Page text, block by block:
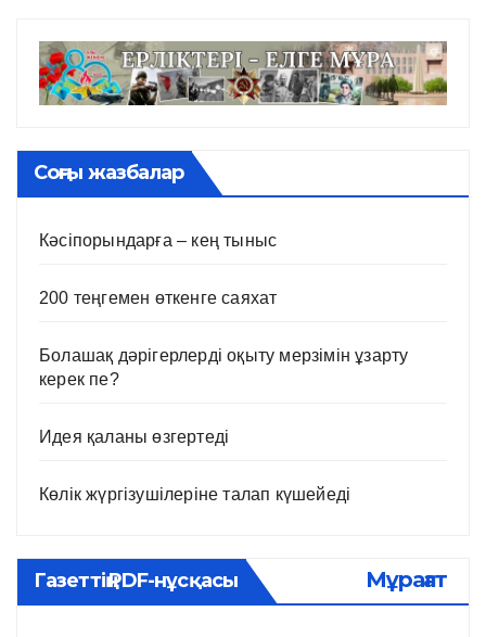
Соңғы жазбалар
Кәсіпорындарға – кең тыныс
200 теңгемен өткенге саяхат
Болашақ дәрігерлерді оқыту мерзімін ұзарту
керек пе?
Идея қаланы өзгертеді
Көлік жүргізушілеріне талап күшейеді
Газеттің PDF-нұсқасы Мұрағат